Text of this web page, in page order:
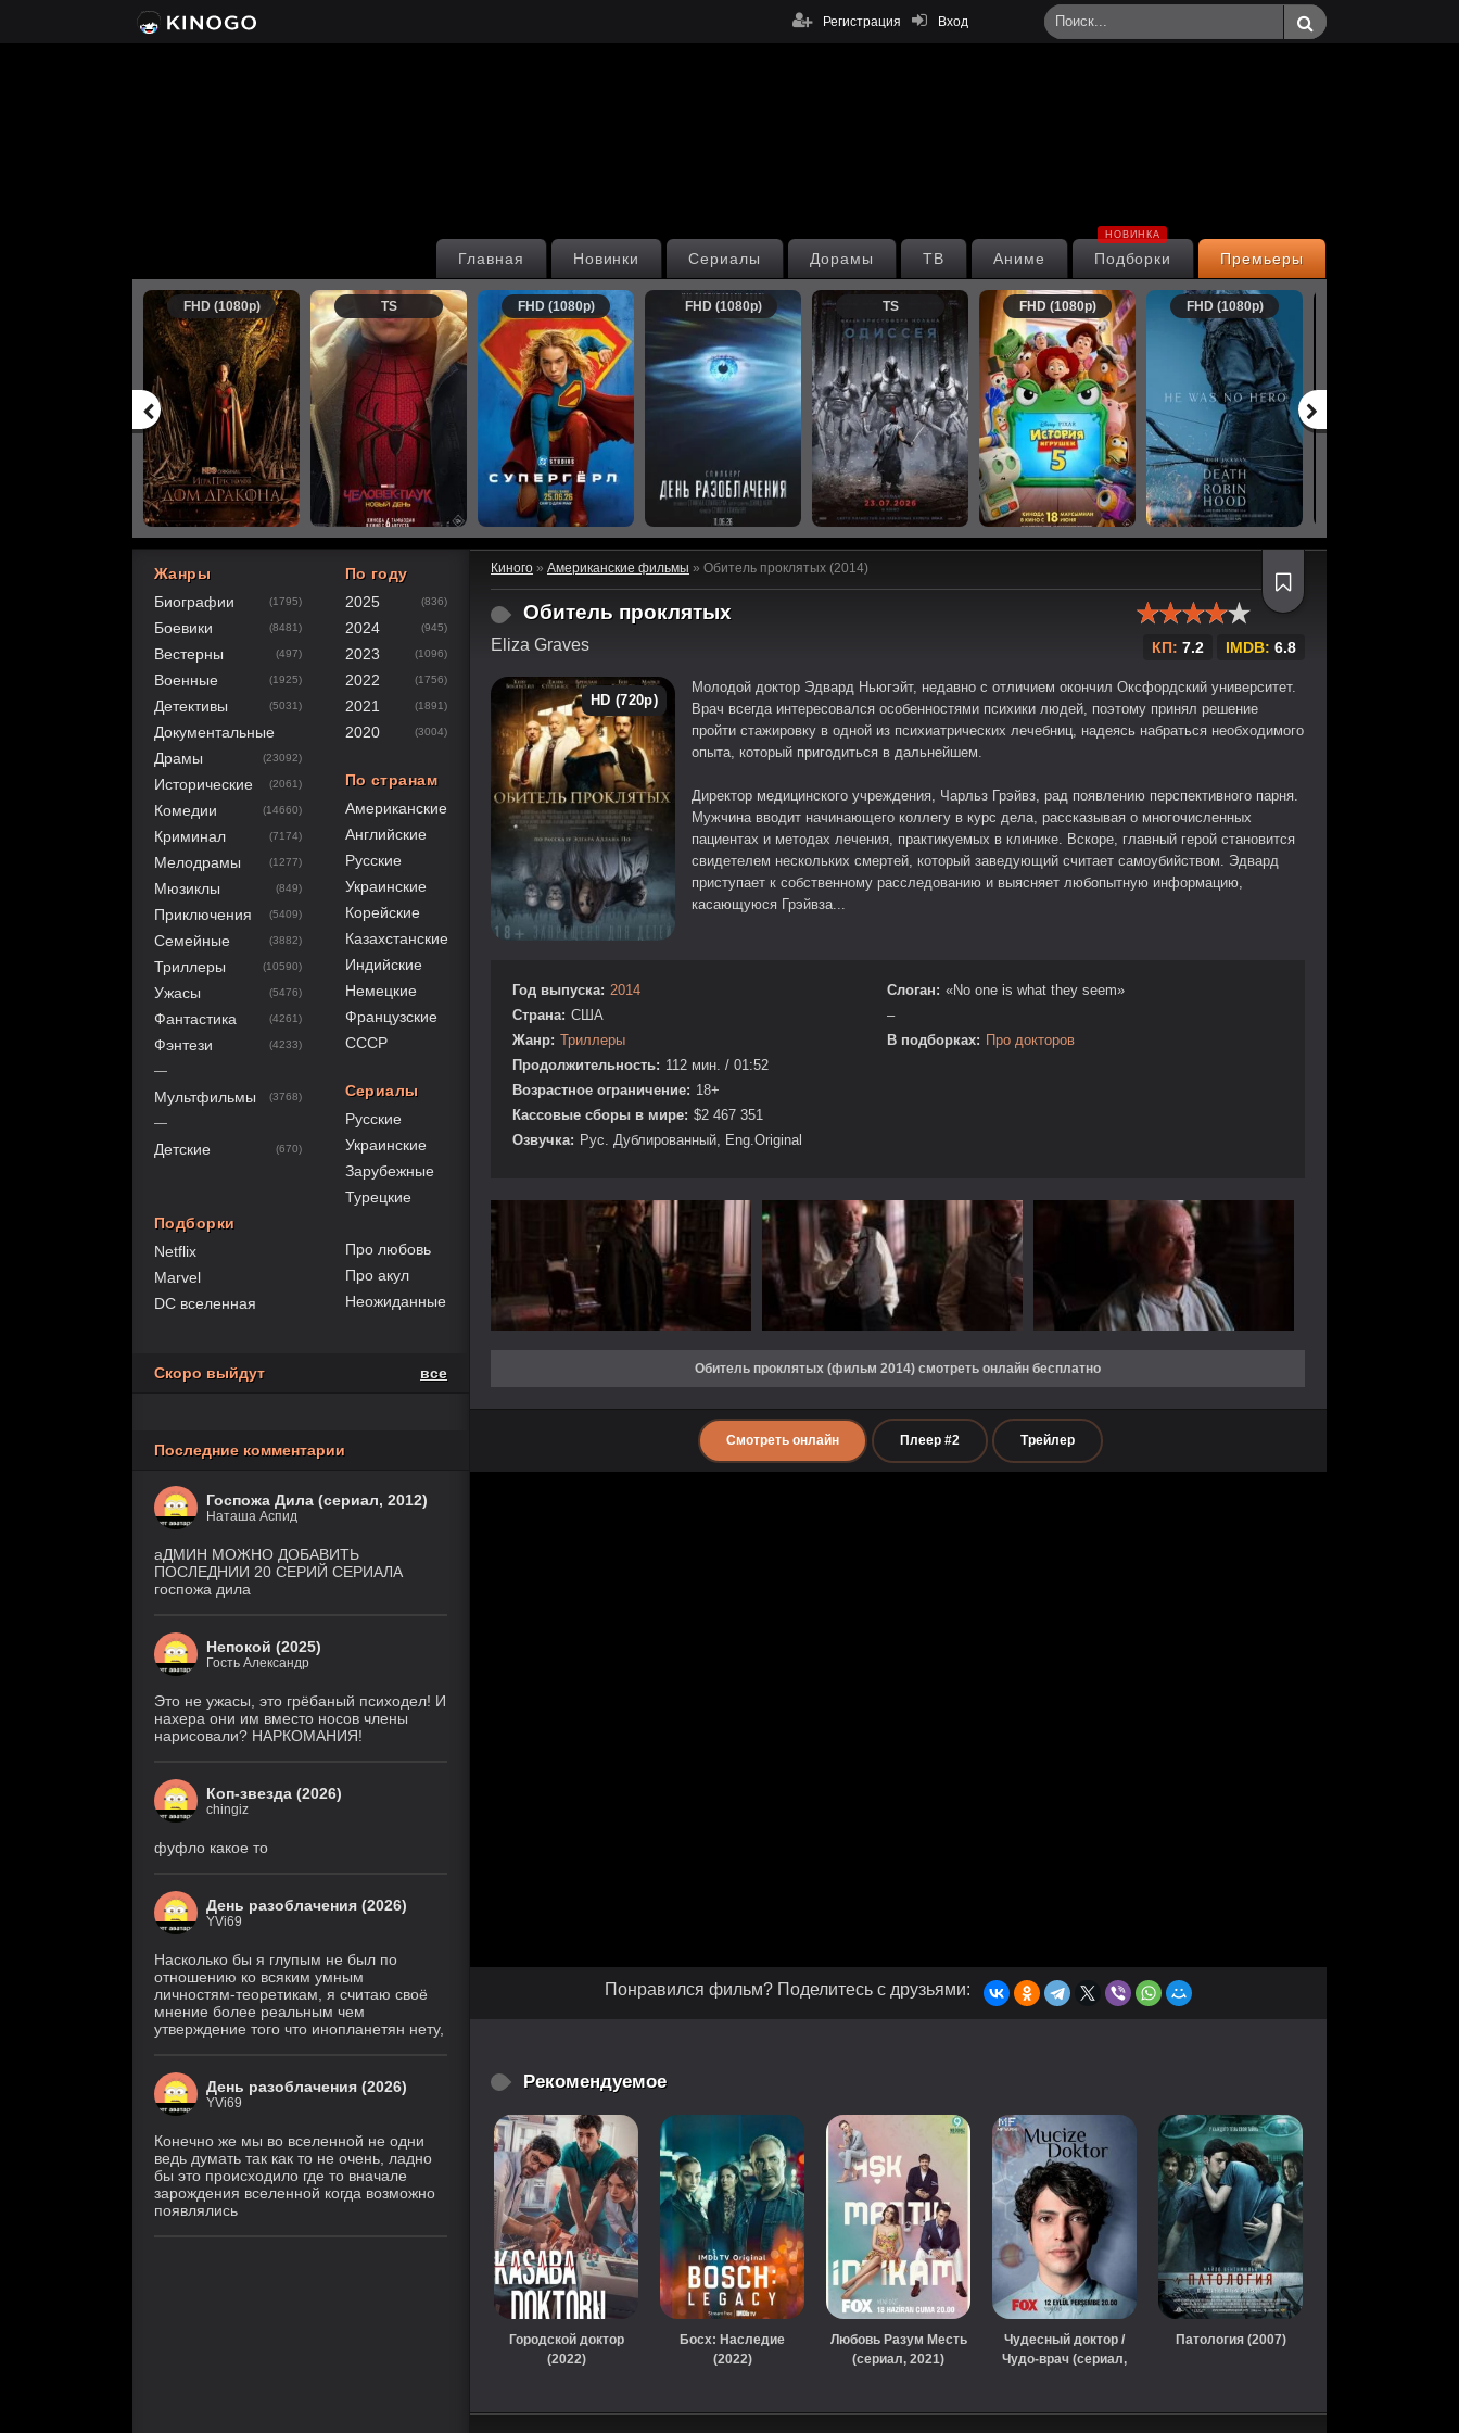
Вход
Регистрация
Премьеры
Подборки
НОВИНКА
Аниме
ТВ
Дорамы
Сериалы
Новинки
Главная
FHD (1080p) TS FHD (1080p) FHD (1080p) TS FHD (1080p) FHD (1080p)
Киного » Американские фильмы » Обитель проклятых (2014)
Обитель проклятых
Eliza Graves
80
1 2 3 4
КП: 7.2 IMDB: 6.8
HD (720p)
Молодой доктор Эдвард Ньюгэйт, недавно с отличием окончил Оксфордский университет.
Врач всегда интересовался особенностями психики людей, поэтому принял решение
пройти стажировку в одной из психиатрических лечебниц, надеясь набраться необходимого
опыта, который пригодиться в дальнейшем.
Директор медицинского учреждения, Чарльз Грэйвз, рад появлению перспективного парня.
Мужчина вводит начинающего коллегу в курс дела, рассказывая о многочисленных
пациентах и методах лечения, практикуемых в клинике. Вскоре, главный герой становится
свидетелем нескольких смертей, который заведующий считает самоубийством. Эдвард
приступает к собственному расследованию и выясняет любопытную информацию,
касающуюся Грэйвза...
Год выпуска: 2014
Страна: США
Жанр: Триллеры
Продолжительность: 112 мин. / 01:52
Возрастное ограничение: 18+
Кассовые сборы в мире: $2 467 351
Озвучка: Рус. Дублированный, Eng.Original
Слоган: «No one is what they seem»
–
В подборках: Про докторов
Обитель проклятых (фильм 2014) смотреть онлайн бесплатно
Смотреть онлайн Плеер #2 Трейлер
Понравился фильм? Поделитесь с друзьями:
Рекомендуемое
Городской доктор
(2022)
Босх: Наследие
(2022)
Любовь Разум Месть
(сериал, 2021)
Чудесный доктор /
Чудо-врач (сериал,
Патология (2007)
Жанры
Биографии
(1795)
Боевики (8481)
Вестерны (497)
Военные (1925)
Детективы (5031)
Документальные
Драмы
(23092)
Исторические (2061)
Комедии (14660)
Криминал (7174)
Мелодрамы (1277)
Мюзиклы (849)
Приключения (5409)
Семейные (3882)
Триллеры (10590)
Ужасы (5476)
Фантастика (4261)
Фэнтези (4233)
—
Мультфильмы (3768)
—
Детские (670)
Подборки
Netflix
Marvel
DC вселенная
По году
2025
(836)
2024 (945)
2023 (1096)
2022 (1756)
2021 (1891)
2020 (3004)
По странам
Американские
Английские
Русские
Украинские
Корейские
Казахстанские
Индийские
Немецкие
Французские
СССР
Сериалы
Русские
Украинские
Зарубежные
Турецкие
Про любовь
Про акул
Неожиданные
Скоро выйдут все
Последние комментарии
Госпожа Дила (сериал, 2012)
Наташа Аспид
аДМИН МОЖНО ДОБАВИТЬ
ПОСЛЕДНИИ 20 СЕРИЙ СЕРИАЛА
госпожа дила
Непокой (2025)
Гость Александр
Это не ужасы, это грёбаный психодел! И
нахера они им вместо носов члены
нарисовали? НАРКОМАНИЯ!
Коп-звезда (2026)
chingiz
фуфло какое то
День разоблачения (2026)
YVi69
Насколько бы я глупым не был по
отношению ко всяким умным
личностям-теоретикам, я считаю своё
мнение более реальным чем
утверждение того что инопланетян нету,
День разоблачения (2026)
YVi69
Конечно же мы во вселенной не одни
ведь думать так как то не очень, ладно
бы это происходило где то вначале
зарождения вселенной когда возможно
появлялись